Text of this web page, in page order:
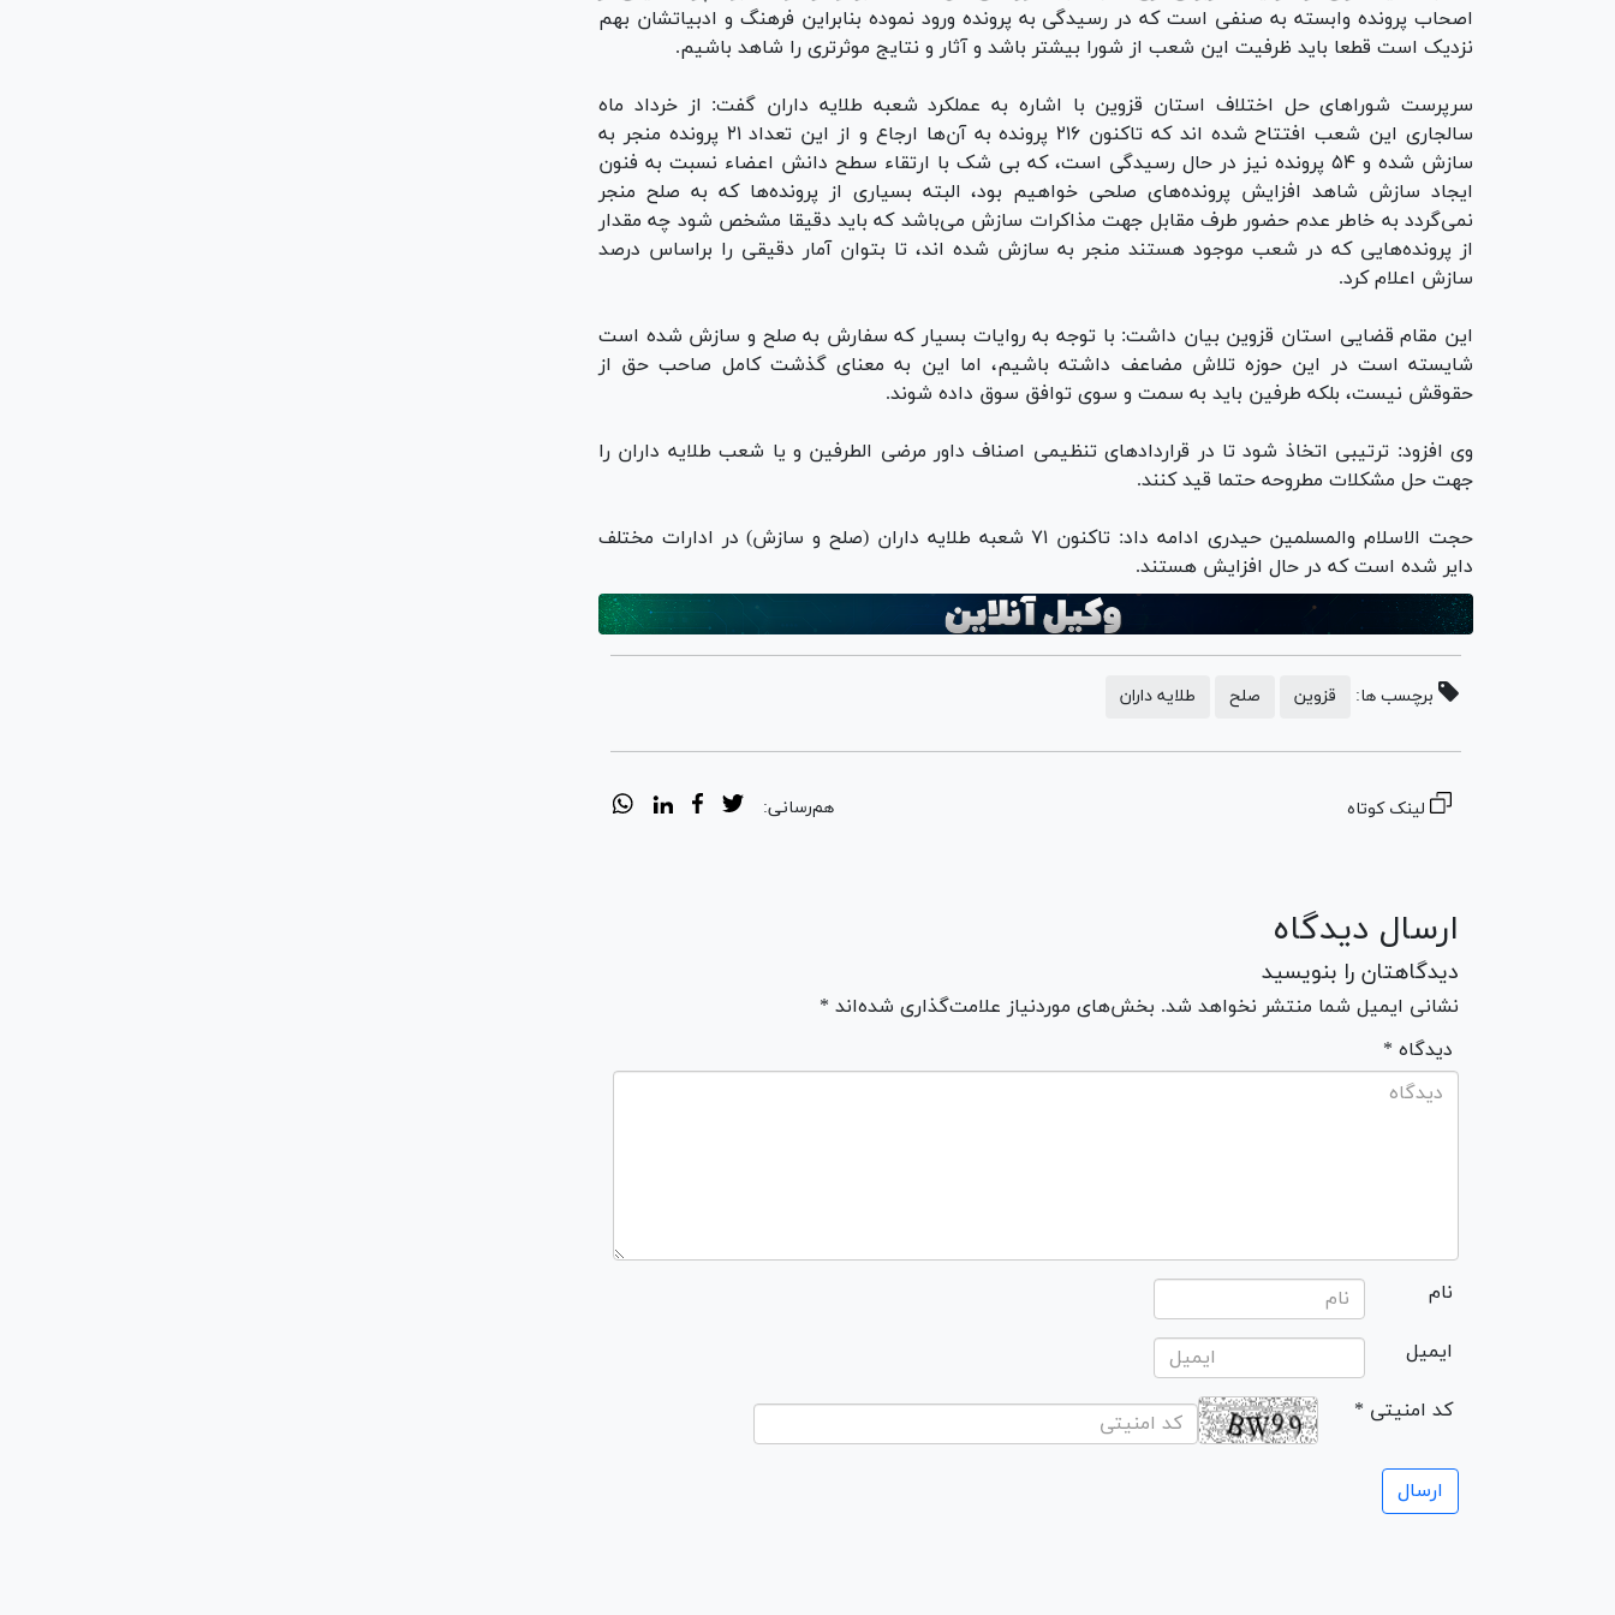
اصحاب پرونده وابسته به صنفی است که در رسیدگی به پرونده ورود نموده بنابراین فرهنگ و ادبیاتشان بهم
نزدیک است قطعا باید ظرفیت این شعب از شورا بیشتر باشد و آثار و نتایج موثرتری را شاهد باشیم.
سرپرست شورا‌های حل اختلاف استان قزوین با اشاره به عملکرد شعبه طلایه داران گفت: از خرداد ماه
سالجاری این شعب افتتاح شده اند که تاکنون ۲۱۶ پرونده به آن‌ها ارجاع و از این تعداد ۲۱ پرونده منجر به
سازش شده و ۵۴ پرونده نیز در حال رسیدگی است، که بی شک با ارتقاء سطح دانش اعضاء نسبت به فنون
ایجاد سازش شاهد افزایش پرونده‌های صلحی خواهیم بود، البته بسیاری از پرونده‌ها که به صلح منجر
نمی‌گردد به خاطر عدم حضور طرف مقابل جهت مذاکرات سازش می‌باشد که باید دقیقا مشخص شود چه مقدار
از پرونده‌هایی که در شعب موجود هستند منجر به سازش شده اند، تا بتوان آمار دقیقی را براساس درصد
سازش اعلام کرد.
این مقام قضایی استان قزوین بیان داشت: با توجه به روایات بسیار که سفارش به صلح و سازش شده است
شایسته است در این حوزه تلاش مضاعف داشته باشیم، اما این به معنای گذشت کامل صاحب حق از
حقوقش نیست، بلکه طرفین باید به سمت و سوی توافق سوق داده شوند.
وی افزود: ترتیبی اتخاذ شود تا در قرارداد‌های تنظیمی اصناف داور مرضی الطرفین و یا شعب طلایه داران را
جهت حل مشکلات مطروحه حتما قید کنند.
حجت الاسلام والمسلمین حیدری ادامه داد: تاکنون ۷۱ شعبه طلایه داران (صلح و سازش) در ادارات مختلف
دایر شده است که در حال افزایش هستند.
برچسب ها: قزوین صلح طلایه داران
لینک کوتاه هم‌رسانی:
ارسال دیدگاه
دیدگاهتان را بنویسید
نشانی ایمیل شما منتشر نخواهد شد. بخش‌های موردنیاز علامت‌گذاری شده‌اند *
* دیدگاه
نام
ایمیل
* کد امنیتی